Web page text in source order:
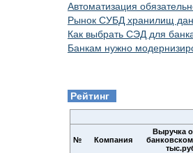
Автоматизация
Рынок СУБД хранилищ
Как выбрать СЭД для
Банкам нужно
Рейтинг
№ Компания
Выручка
банковском